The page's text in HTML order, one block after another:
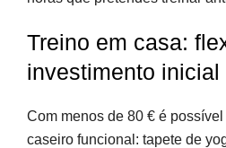
Treino em casa:
investimento inicial
Com menos de 80 € é
caseiro funcional: tapete de